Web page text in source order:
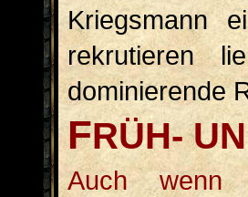
Kriegsmann
rekrutieren
dominierende
FRÜH-
Auch wenn die Quellen hierüber weitgehend